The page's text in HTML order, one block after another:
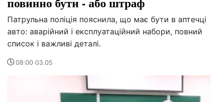
Патрульна поліція пояснила, що має бути в аптечці
авто: аварійний і експлуатаційний набори, повний
список і важливі деталі.
08:00 03.05